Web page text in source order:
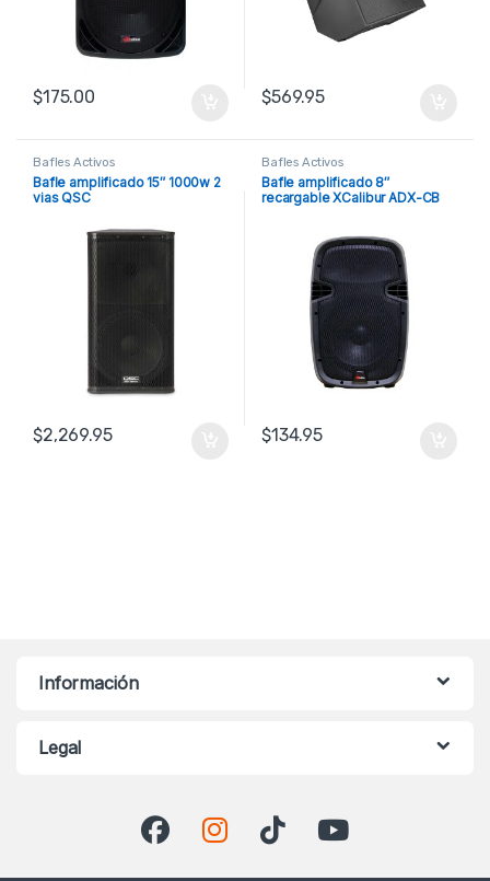
$175.00 $569.95
Bafles Activos
Bafle amplificado 15″ 1000w 2
vias QSC
$2,269.95
Bafles Activos
Bafle amplificado 8″
recargable XCalibur ADX-CB
$134.95
Información
Legal